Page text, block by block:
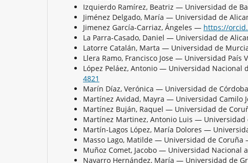
Izquierdo Ramírez, Beatriz — Universidad de
Jiménez Delgado, María — Universidad de
Jimenez García-Carriaz, Ángeles — https://
La Parra-Casado, Daniel — Universidad de
Latorre Catalán, Marta — Universidad de
Llera Ramo, Francisco Jose — Universidad País
López Peláez, Antonio — Universidad Nacional
4821
Marín Díaz, Verónica — Universidad de
Martínez Avidad, Mayra — Universidad Camilo
Martínez Buján, Raquel — Universidad de
Martínez Martinez, Antonio Luis —
Martín-Lagos López, María Dolores —
Masso Lago, Matilde — Universidad de Coruña
Muñoz Comet, Jacobo — Universidad Nacional
Navarro Hernández, María — Universidad de